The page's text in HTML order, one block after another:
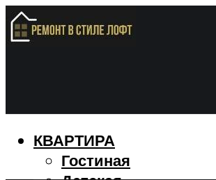
КВАРТИРА
Гостиная